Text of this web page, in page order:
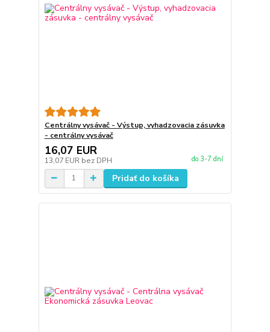
Centrálny vysávač - Výstup, vyhadzovacia zásuvka
- centrálny vysávač
16,07 EUR
13,07 EUR bez DPH do 3-7 dní
Pridať do košíka